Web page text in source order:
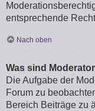
entsprechende
Nach oben
Was sind
Die Aufgabe der
Forum zu
Bereich Beiträge zu